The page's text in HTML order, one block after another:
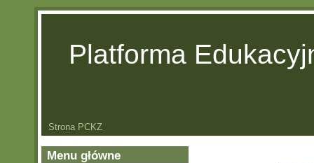
Platforma
Strona PCKZ
Menu główne